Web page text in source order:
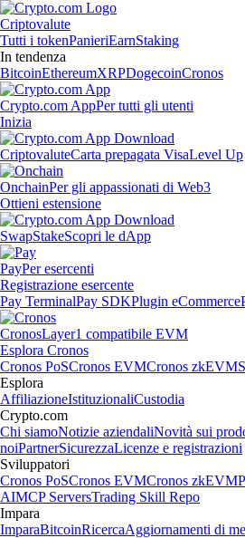
Criptovalute
Tutti i tokenPanieriEarnStaking
In tendenza
BitcoinEthereumXRPDogecoinCronos
Crypto.com AppPer tutti gli utenti
Inizia
CriptovaluteCarta prepagata VisaLevel Up
OnchainPer gli appassionati di Web3
Ottieni estensione
SwapStakeScopri le dApp
PayPer esercenti
Registrazione esercente
Pay TerminalPay SDKPlugin eCommerce
CronosLayer1 compatibile EVM
Esplora Cronos
Cronos PoSCronos EVMCronos zkEVM
Esplora
AffiliazioneIstituzionaliCustodia
Crypto.com
Chi siamoNotizie aziendaliNovità sui
noiPartnerSicurezzaLicenze e registrazioni
Sviluppatori
Cronos PoSCronos EVMCronos zkEVM
AIMCP ServersTrading Skill Repo
Impara
ImparaBitcoinRicercaAggiornamenti di